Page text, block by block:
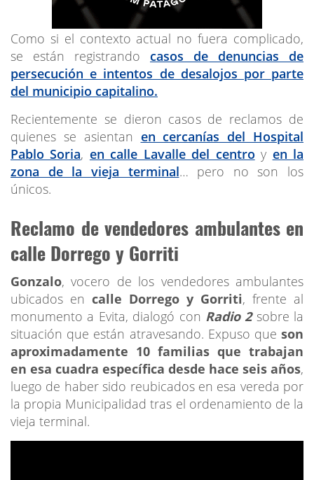
Como si el contexto actual no fuera complicado,
se están registrando
casos de denuncias de
persecución e intentos de desalojos por parte
del municipio capitalino.
Recientemente se dieron casos de reclamos de
quienes se asientan en cercanías del Hospital
Pablo Soria, en calle Lavalle del centro y en la
zona de la vieja terminal… pero no son los
únicos.
Reclamo de vendedores ambulantes en
calle Dorrego y Gorriti
Gonzalo, vocero de los vendedores ambulantes
ubicados en calle Dorrego y Gorriti, frente al
monumento a Evita, dialogó con Radio 2sobre la
situación que están atravesando. Expuso que son
aproximadamente 10 familias que trabajan
en esa cuadra específica desde hace seis años,
luego de haber sido reubicados en esa vereda por
la propia Municipalidad tras el ordenamiento de la
vieja terminal.